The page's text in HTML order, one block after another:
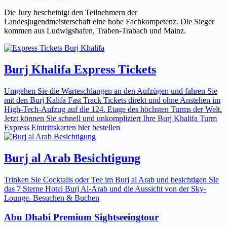
Die Jury bescheinigt den Teilnehmern der
Landesjugendmeisterschaft eine hohe Fachkompetenz. Die Sieger
kommen aus Ludwigshafen, Traben-Trabach und Mainz.
Burj Khalifa Express Tickets
Umgehen Sie die Warteschlangen an den Aufzügen und fahren Sie
mit den Burj Kalifa Fast Track Tickets direkt und ohne Anstehen im
High-Tech-Aufzug auf die 124. Etage des höchsten Turms der Welt.
Jetzt können Sie schnell und unkompliziert Ihre Burj Khalifa Turm
Express Eintrittskarten hier bestellen
Burj al Arab Besichtigung
Trinken Sie Cocktails oder Tee im Burj al Arab und besichtigen Sie
das 7 Sterne Hotel Burj Al-Arab und die Aussicht von der Sky-
Lounge. Besuchen & Buchen
Abu Dhabi Premium Sightseeingtour